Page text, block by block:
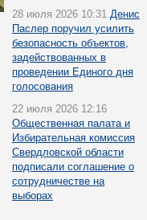
28 июля 2026 10:31 Денис
Паслер поручил усилить
безопасность объектов,
задействованных в
проведении Единого дня
голосования
22 июля 2026 12:16
Общественная палата и
Избирательная комиссия
Свердловской области
подписали соглашение о
сотрудничестве на
выборах